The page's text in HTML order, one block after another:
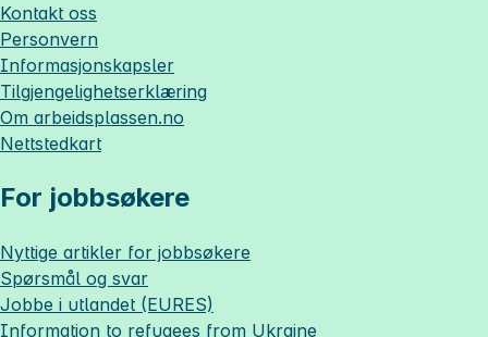
Kontakt oss
Personvern
Informasjonskapsler
Tilgjengelighetserklæring
Om arbeidsplassen.no
Nettstedkart
For jobbsøkere
Nyttige artikler for jobbsøkere
Spørsmål og svar
Jobbe i utlandet (EURES)
Information to refugees from Ukraine